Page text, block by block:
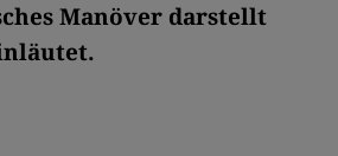
Manöver darstellt